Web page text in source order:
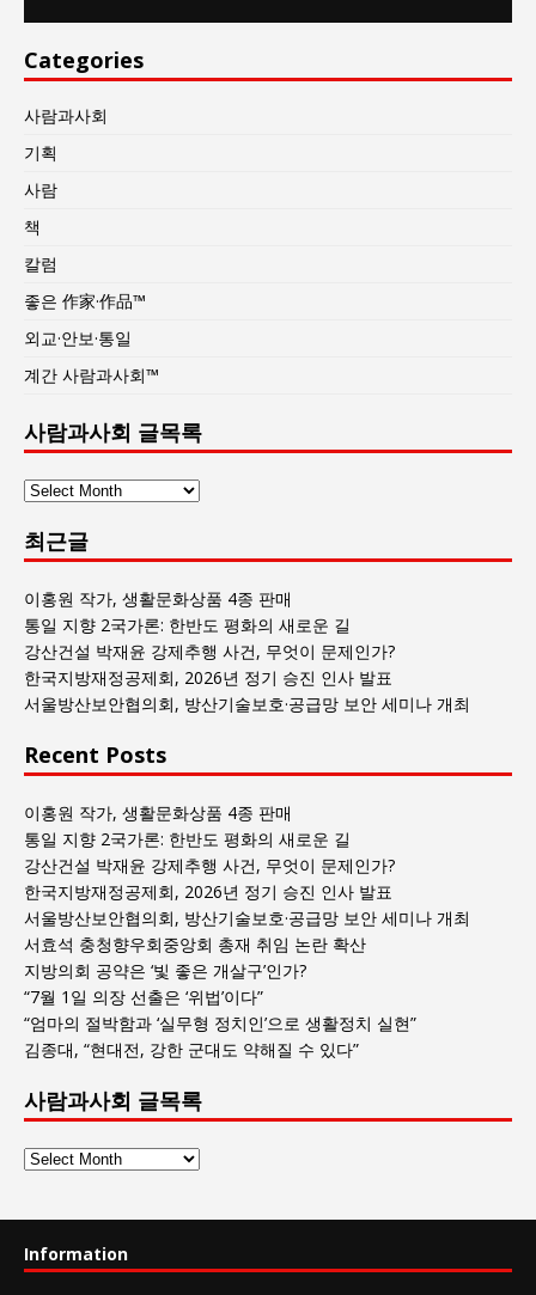
Categories
사람과사회
기획
사람
책
칼럼
좋은 作家·作品™
외교·안보·통일
계간 사람과사회™
사람과사회 글목록
사
과
사
회
글
목
록
최근글
이홍원 작가, 생활문화상품 4종 판매
통일 지향 2국가론: 한반도 평화의 새로운 길
강산건설 박재윤 강제추행 사건, 무엇이 문제인가?
한국지방재정공제회, 2026년 정기 승진 인사 발표
서울방산보안협의회, 방산기술보호·공급망 보안 세미나 개최
Recent Posts
이홍원 작가, 생활문화상품 4종 판매
통일 지향 2국가론: 한반도 평화의 새로운 길
강산건설 박재윤 강제추행 사건, 무엇이 문제인가?
한국지방재정공제회, 2026년 정기 승진 인사 발표
서울방산보안협의회, 방산기술보호·공급망 보안 세미나 개최
서효석 충청향우회중앙회 총재 취임 논란 확산
지방의회 공약은 ‘빛 좋은 개살구’인가?
“7월 1일 의장 선출은 ‘위법’이다”
“엄마의 절박함과 ‘실무형 정치인’으로 생활정치 실현”
김종대, “현대전, 강한 군대도 약해질 수 있다”
사람과사회 글목록
사
회
Information